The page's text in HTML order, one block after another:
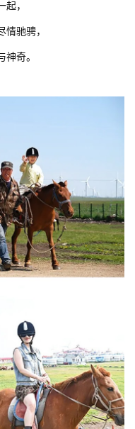
起，
情驰骋，
神奇。